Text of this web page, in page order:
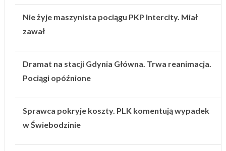
Nie żyje maszynista pociągu PKP Intercity. Miał
zawał
Dramat na stacji Gdynia Główna. Trwa reanimacja.
Pociągi opóźnione
Sprawca pokryje koszty. PLK komentują wypadek
w Świebodzinie